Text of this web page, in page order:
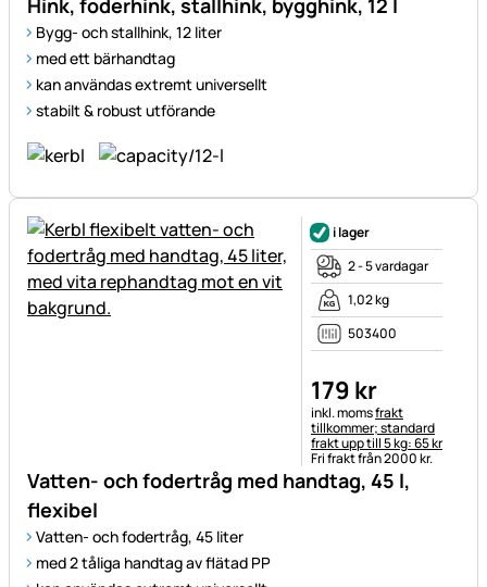
Bygg- och stallhink, 12 liter
med ett bärhandtag
kan användas extremt universellt
stabilt & robust utförande
Vatten- och fodertråg med handtag, 45 l,
flexibel
Vatten- och fodertråg, 45 liter
med 2 tåliga handtag av flätad PP
i lager
2 - 5 vardagar
1,02 kg
503400
179 kr
Skatteinformation:
inkl. momsfrakt
tillkommer; standard
frakt upp till 5 kg: 65 kr
Fri frakt från 2000 kr.